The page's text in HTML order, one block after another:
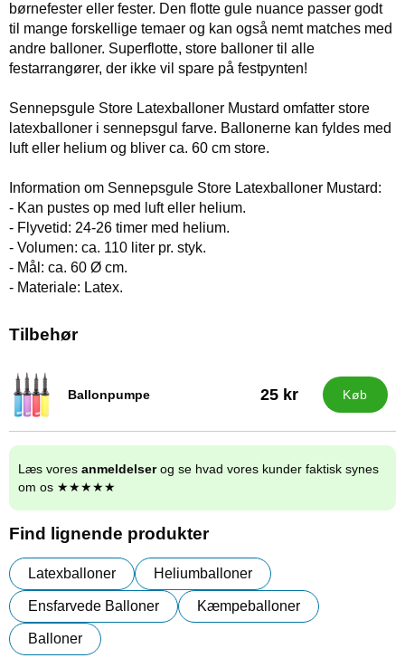
børnefester eller fester. Den flotte gule nuance passer godt
til mange forskellige temaer og kan også nemt matches med
andre balloner. Superflotte, store balloner til alle
festarrangører, der ikke vil spare på festpynten!
Sennepsgule Store Latexballoner Mustard omfatter store
latexballoner i sennepsgul farve. Ballonerne kan fyldes med
luft eller helium og bliver ca. 60 cm store.
Information om Sennepsgule Store Latexballoner Mustard:
- Kan pustes op med luft eller helium.
- Flyvetid: 24-26 timer med helium.
- Volumen: ca. 110 liter pr. styk.
- Mål: ca. 60 Ø cm.
- Materiale: Latex.
Tilbehør
Ballonpumpe
Varenr 9838 25 kr Køb
Læs vores anmeldelserog se hvad vores kunder faktisk synes
om os ★★★★★
Find lignende produkter
Latexballoner Heliumballoner
Ensfarvede Balloner Kæmpeballoner
Balloner